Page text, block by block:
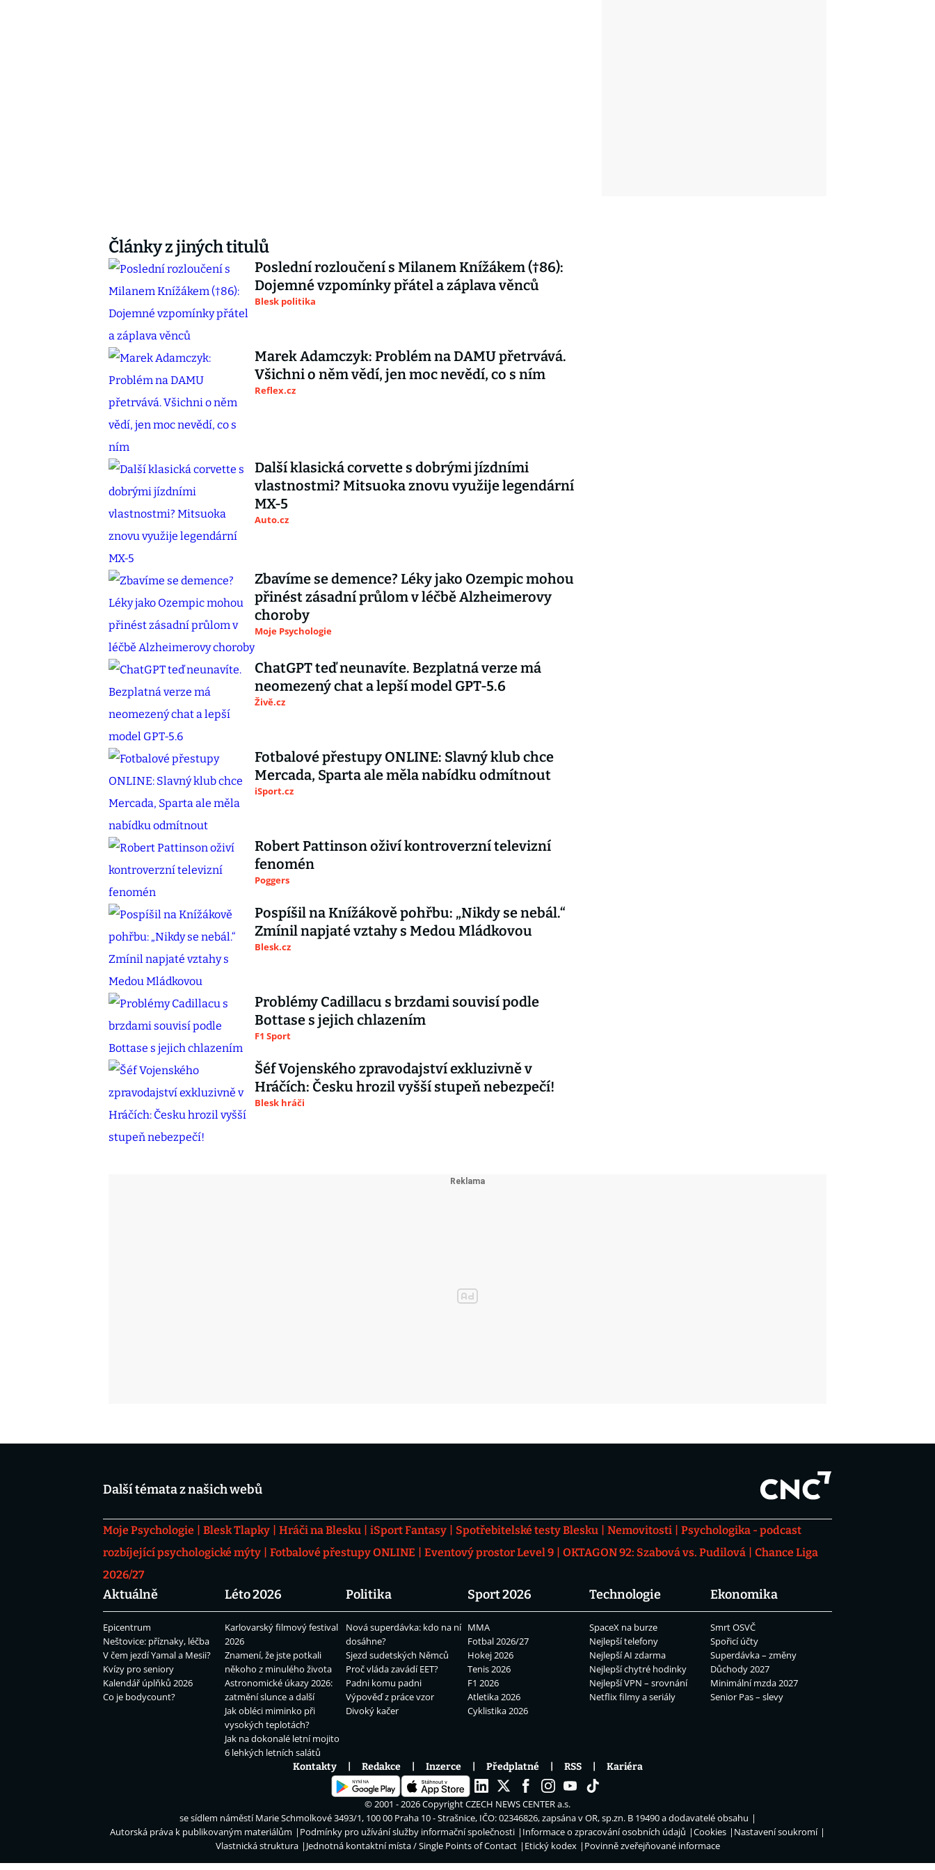
Články z jiných titulů
Poslední rozloučení s Milanem Knížákem (†86):
Dojemné vzpomínky přátel a záplava věnců
Blesk politika
Marek Adamczyk: Problém na DAMU přetrvává.
Všichni o něm vědí, jen moc nevědí, co s ním
Reflex.cz
Další klasická corvette s dobrými jízdními
vlastnostmi? Mitsuoka znovu využije legendární
MX-5
Auto.cz
Zbavíme se demence? Léky jako Ozempic mohou
přinést zásadní průlom v léčbě Alzheimerovy
choroby
Moje Psychologie
ChatGPT teď neunavíte. Bezplatná verze má
neomezený chat a lepší model GPT-5.6
Živě.cz
Fotbalové přestupy ONLINE: Slavný klub chce
Mercada, Sparta ale měla nabídku odmítnout
iSport.cz
Robert Pattinson oživí kontroverzní televizní
fenomén
Poggers
Pospíšil na Knížákově pohřbu: „Nikdy se nebál.“
Zmínil napjaté vztahy s Medou Mládkovou
Blesk.cz
Problémy Cadillacu s brzdami souvisí podle
Bottase s jejich chlazením
F1 Sport
Šéf Vojenského zpravodajství exkluzivně v
Hráčích: Česku hrozil vyšší stupeň nebezpečí!
Blesk hráči
Další témata z našich webů
Moje Psychologie Blesk Tlapky Hráči na Blesku iSport Fantasy Spotřebitelské testy Blesku Nemovitosti
Psychologika - podcast
rozbíjející psychologické mýty
Fotbalové přestupy ONLINE Eventový prostor Level 9 OKTAGON 92: Szabová vs. Pudilová
Chance Liga
2026/27
Aktuálně
Epicentrum
Neštovice: příznaky, léčba
V čem jezdí Yamal a Mesii?
Kvízy pro seniory
Kalendář úplňků 2026
Co je bodycount?
Léto 2026
Karlovarský filmový festival
2026
Znamení, že jste potkali
někoho z minulého života
Astronomické úkazy 2026:
zatmění slunce a další
Jak obléci miminko při
vysokých teplotách?
Jak na dokonalé letní mojito
6 lehkých letních salátů
Politika
Nová superdávka: kdo na ní
dosáhne?
Sjezd sudetských Němců
Proč vláda zavádí EET?
Padni komu padni
Výpověď z práce vzor
Divoký kačer
Sport 2026
MMA
Fotbal 2026/27
Hokej 2026
Tenis 2026
F1 2026
Atletika 2026
Cyklistika 2026
Technologie
SpaceX na burze
Nejlepší telefony
Nejlepší AI zdarma
Nejlepší chytré hodinky
Nejlepší VPN – srovnání
Netflix filmy a seriály
Ekonomika
Smrt OSVČ
Spořicí účty
Superdávka – změny
Důchody 2027
Minimální mzda 2027
Senior Pas – slevy
Kontakty Redakce Inzerce Předplatné RSS Kariéra
© 2001 - 2026 CopyrightCZECH NEWS CENTER a.s.
se sídlem náměstí Marie Schmolkové 3493/1, 100 00 Praha 10 - Strašnice, IČO: 02346826, zapsána v OR, sp.zn. B 19490 a dodavatelé obsahu
Autorská práva k publikovaným materiálům
Podmínky pro užívání služby informační společnosti Informace o zpracování osobních údajů Cookies
Nastavení soukromí
Vlastnická struktura
Jednotná kontaktní místa / Single Points of Contact Etický kodex Povinně zveřejňované informace